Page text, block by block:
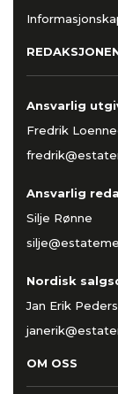
Ansvarlig
Fredrik
Ansvarlig
Silje Rønne
Nordisk
Jan Erik
OM OSS